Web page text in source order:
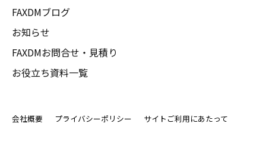
FAXDMブログ
お知らせ
FAXDMお問合せ・見積り
お役立ち資料一覧
会社概要 プライバシーポリシー サイトご利用にあたって